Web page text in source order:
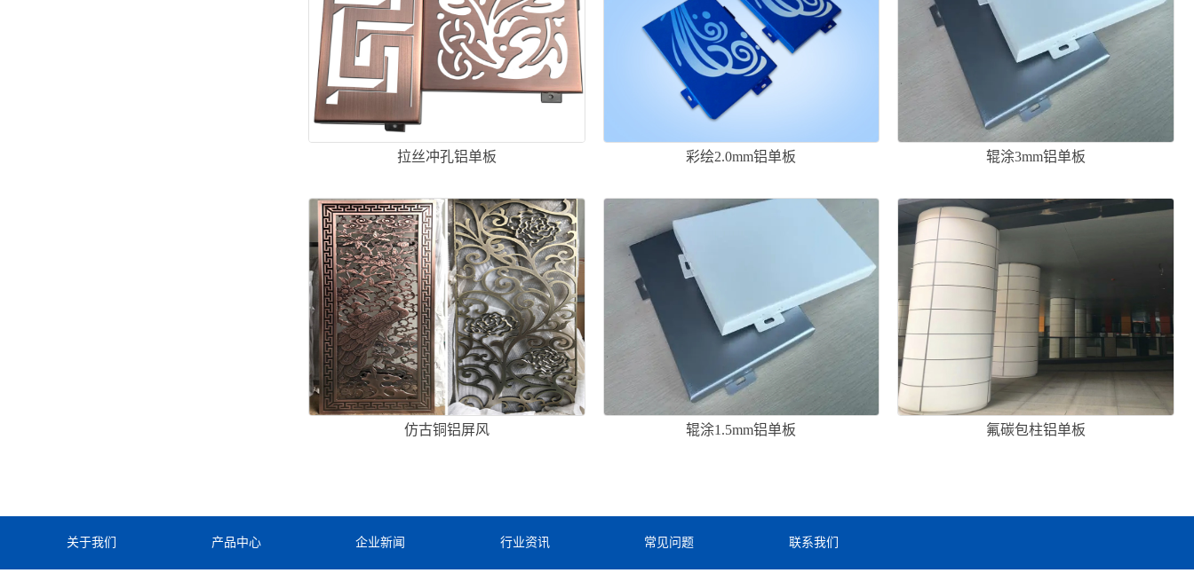
拉丝冲孔铝单板 彩绘2.0mm铝单板 辊涂3mm铝单板
仿古铜铝屏风 辊涂1.5mm铝单板 氟碳包柱铝单板
关于我们 产品中心 企业新闻 行业资讯 常见问题 联系我们